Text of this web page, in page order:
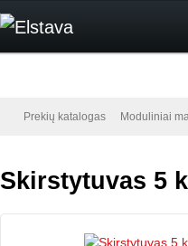
Prekių katalogas Moduliniai
Skirstytuvas 5